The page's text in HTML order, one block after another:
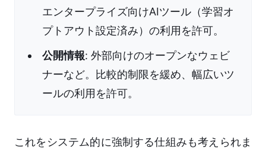
エンタープライズ向けAIツール（学習オ
プトアウト設定済み）の利用を許可。
公開情報: 外部向けのオープンなウェビ
ナーなど。比較的制限を緩め、幅広いツ
ールの利用を許可。
これをシステム的に強制する仕組みも考えられま